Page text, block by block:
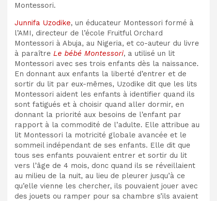
Montessori.
Junnifa Uzodike, un éducateur Montessori formé à
l’AMI, directeur de l’école Fruitful Orchard
Montessori à Abuja, au Nigeria, et co-auteur du livre
à paraître Le bébé Montessori, a utilisé un lit
Montessori avec ses trois enfants dès la naissance.
En donnant aux enfants la liberté d’entrer et de
sortir du lit par eux-mêmes, Uzodike dit que les lits
Montessori aident les enfants à identifier quand ils
sont fatigués et à choisir quand aller dormir, en
donnant la priorité aux besoins de l’enfant par
rapport à la commodité de l’adulte. Elle attribue au
lit Montessori la motricité globale avancée et le
sommeil indépendant de ses enfants. Elle dit que
tous ses enfants pouvaient entrer et sortir du lit
vers l’âge de 4 mois, donc quand ils se réveillaient
au milieu de la nuit, au lieu de pleurer jusqu’à ce
qu’elle vienne les chercher, ils pouvaient jouer avec
des jouets ou ramper pour sa chambre s’ils avaient